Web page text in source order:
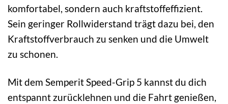
komfortabel, sondern auch kraftstoffeffizient.
Sein geringer Rollwiderstand trägt dazu bei, den
Kraftstoffverbrauch zu senken und die Umwelt
zu schonen.
Mit dem Semperit Speed-Grip 5 kannst du dich
entspannt zurücklehnen und die Fahrt genießen,